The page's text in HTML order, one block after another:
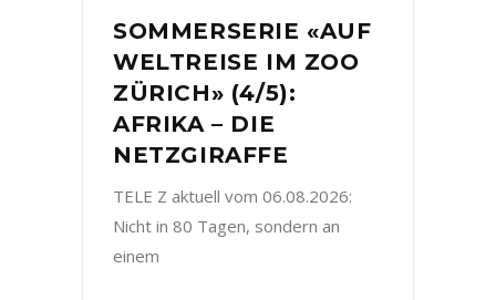
SOMMERSERIE «AUF
WELTREISE IM ZOO
ZÜRICH» (4/5):
AFRIKA – DIE
NETZGIRAFFE
TELE Z aktuell vom 06.08.2026:
Nicht in 80 Tagen, sondern an
einem